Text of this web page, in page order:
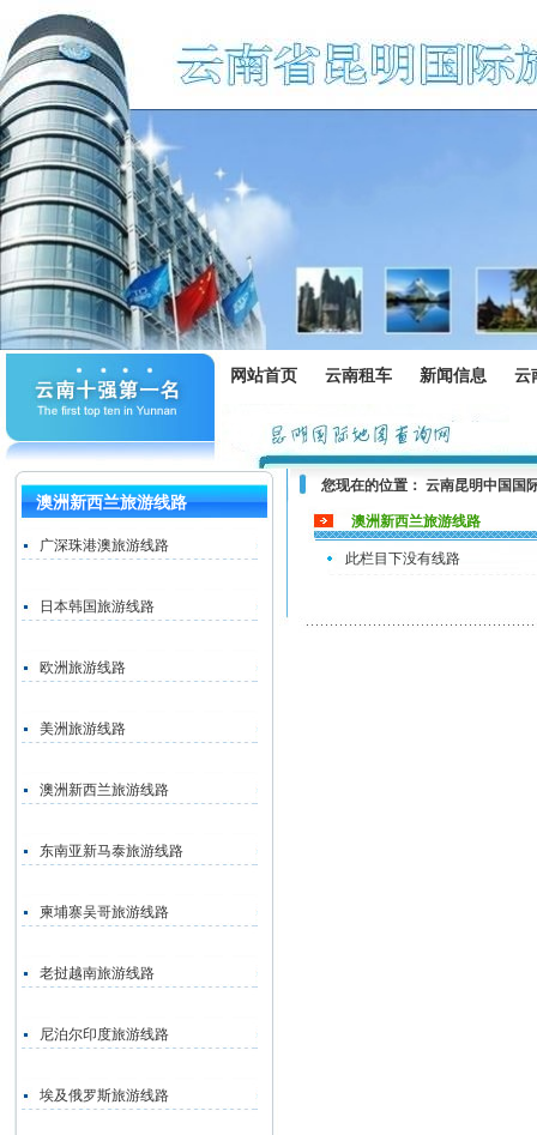
网站首页 云南租车 新闻信息 云
澳洲新西兰旅游线路
广深珠港澳旅游线路
日本韩国旅游线路
欧洲旅游线路
美洲旅游线路
澳洲新西兰旅游线路
东南亚新马泰旅游线路
柬埔寨吴哥旅游线路
老挝越南旅游线路
尼泊尔印度旅游线路
埃及俄罗斯旅游线路
您现在的位置： 云南昆明中国国
澳洲新西兰旅游线路
此栏目下没有线路